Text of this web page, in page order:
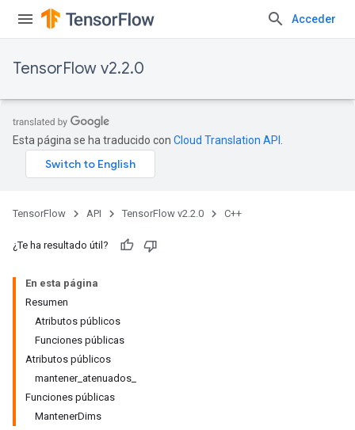
Acceder
TensorFlow v2.2.0
Esta página se ha traducido con Cloud Translation API
TensorFlow API TensorFlow v2.2.0 C++
¿Te ha resultado útil?
En esta página
Resumen
Atributos públicos
Funciones públicas
Atributos públicos
mantener_atenuados_
Funciones públicas
MantenerDims